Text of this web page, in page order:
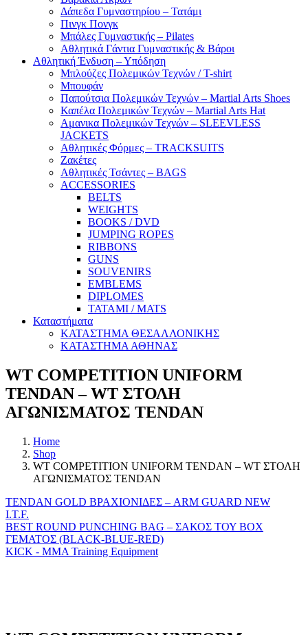
Δάπεδα Γυμναστηρίου – Τατάμι
Πινγκ Πονγκ
Μπάλες Γυμναστικής – Pilates
Αθλητικά Γάντια Γυμναστικής & Βάροι
Αθλητική Ένδυση – Υπόδηση
Μπλούζες Πολεμικών Τεχνών / T-shirt
Μπουφάν
Παπούτσια Πολεμικών Τεχνών – Martial Arts Shoes
Καπέλα Πολεμικών Τεχνών – Martial Arts Hat
Αμανικα Πολεμικών Τεχνών – SLEEVLESS
JACKETS
Αθλητικές Φόρμες – TRACKSUITS
Ζακέτες
Αθλητικές Τσάντες – BAGS
ACCESSORIES
BELTS
WEIGHTS
BOOKS / DVD
JUMPING ROPES
RIBBONS
GUNS
SOUVENIRS
EMBLEMS
DIPLOMES
TATAMI / MATS
Καταστήματα
ΚΑΤΑΣΤΗΜΑ ΘΕΣΑΛΛΟΝΙΚΗΣ
ΚΑΤΑΣΤΗΜΑ ΑΘΗΝΑΣ
WT COMPETITION UNIFORM
TENDAN – WT ΣΤΟΛΗ
ΑΓΩΝΙΣΜΑΤΟΣ TENDAN
Home
Shop
WT COMPETITION UNIFORM TENDAN – WT ΣΤΟΛΗ
ΑΓΩΝΙΣΜΑΤΟΣ TENDAN
TENDAN GOLD ΒΡΑΧΙΟΝΙΔΕΣ – ARM GUARD NEW
I.T.F.
BEST ROUND PUNCHING BAG – ΣΑΚΟΣ ΤΟΥ BOX
ΓΕΜΑΤΟΣ (BLACK-BLUE-RED)
KICK - MMA Training Equipment